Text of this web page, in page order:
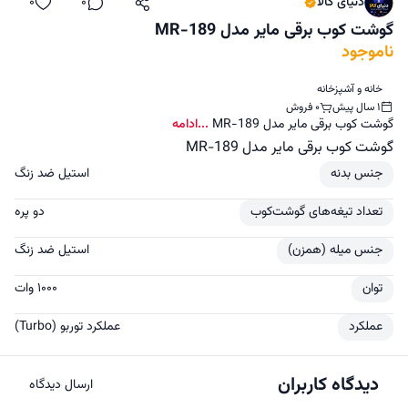
اشتراک‌گذاریدیدگاه لایک
گوشت کوب برقی مایر مدل MR-189
ناموجود
خانه و آشپزخانه
1 سال پیش
0 فروش
گوشت کوب برقی مایر مدل MR-189 ...ادامه
گوشت کوب برقی مایر مدل MR-189
جنس بدنه
استیل ضد زنگ
تعداد تیغه‌های گوشت‌کوب
دو پره
جنس میله (همزن)
استیل ضد زنگ
توان
۱۰۰۰ وات
عملکرد
عملکرد توربو (Turbo)
دیدگاه کاربران ارسال دیدگاه